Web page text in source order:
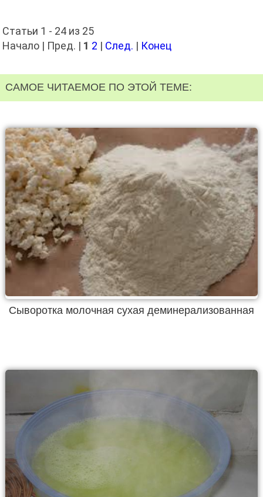
Статьи 1 - 24 из 25
Начало | Пред. | 1 2 | След. | Конец
САМОЕ ЧИТАЕМОЕ ПО ЭТОЙ ТЕМЕ:
Сыворотка молочная сухая деминерализованная